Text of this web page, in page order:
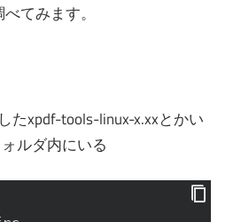
てみます。
たxpdf-tools-linux-x.xxとかい
ルダ内にいる